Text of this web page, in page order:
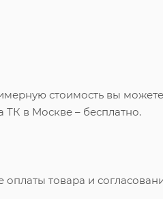
стоимость вы можете
ТК в Москве – бесплатно.
товара и